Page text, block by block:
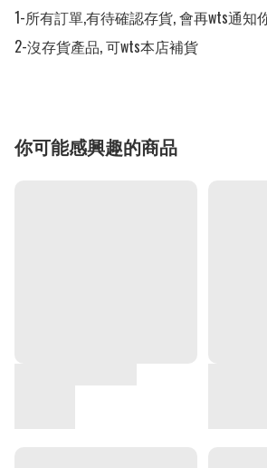
1-所有訂單,有待確認存貨, 會再wts通知
2-沒存貨產品, 可wts本店補貨
你可能感興趣的商品